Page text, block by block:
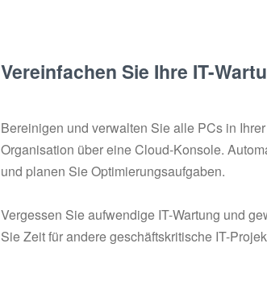
Vereinfachen Sie Ihre IT-
Bereinigen und verwalten Sie alle PCs in Ihrer
Organisation über eine Cloud-Konsole.
und planen Sie Optimierungsaufgaben.
Vergessen Sie aufwendige IT-Wartung und
Sie Zeit für andere geschäftskritische IT-